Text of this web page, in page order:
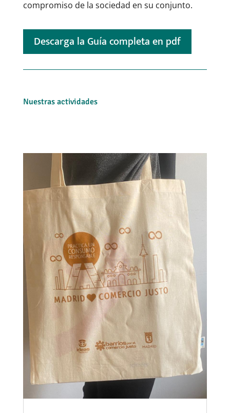
compromiso de la sociedad en su conjunto.
Descarga la Guía completa en pdf
Nuestras actividades